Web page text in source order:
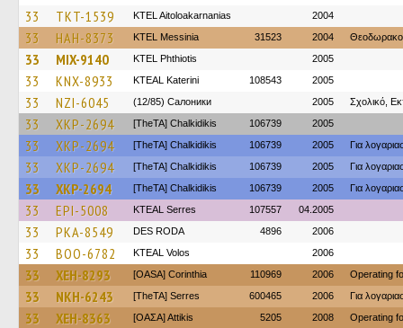
33
TKT-1539 KTEL Aitoloakarnanias 2004
33 HAH-8373 KTEL Messinia 31523 2004
33 MIX-9140 ΚΤΕL Phthiotis 2005
33 KNX-8933 KTEAL Katerini 108543 2005
33 NZI-6045 (12/85) Салоники 2005 Σχολικό,
33 XKP-2694 [TheTA] Chalkidikis 106739 2005
33 XKP-2694 [TheTA] Chalkidikis 106739 2005 Για
33 XKP-2694 [TheTA] Chalkidikis 106739 2005 Για
33 XKP-2694 [TheTA] Chalkidikis 106739 2005 Για
33 EPI-5008 KTEAL Serres 107557 04.2005
33 PKA-8549 DES RODA 4896 2006
33 BOO-6782 KTEAL Volos 2006
33 XEH-8293 [OASA] Corinthia 110969 2006 Operating
33 NKH-6243 [TheTA] Serres 600465 2006 Για
33 XEH-8363 [ΟΑΣΑ] Αttikis 5205 2008 Operating